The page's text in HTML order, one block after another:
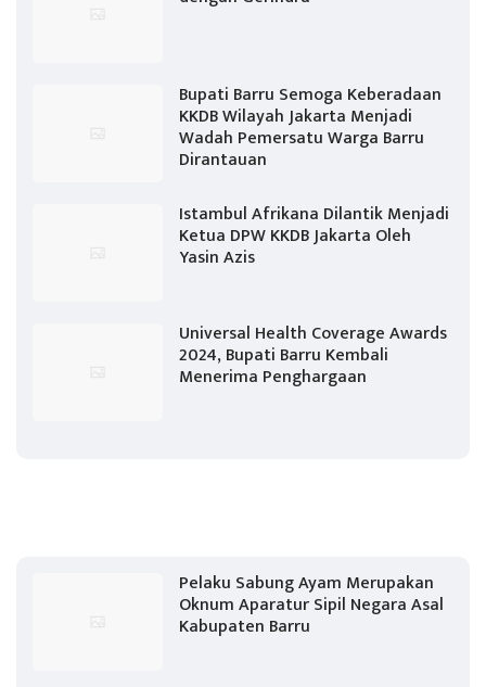
Bupati Barru Semoga Keberadaan
KKDB Wilayah Jakarta Menjadi
Wadah Pemersatu Warga Barru
Dirantauan
Istambul Afrikana Dilantik Menjadi
Ketua DPW KKDB Jakarta Oleh
Yasin Azis
Universal Health Coverage Awards
2024, Bupati Barru Kembali
Menerima Penghargaan
Pelaku Sabung Ayam Merupakan
Oknum Aparatur Sipil Negara Asal
Kabupaten Barru